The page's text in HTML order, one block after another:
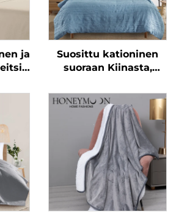
ja
Suosittu kationinen
suoraan Kiinasta,
rypelöity yksivärinen
peittojoukko